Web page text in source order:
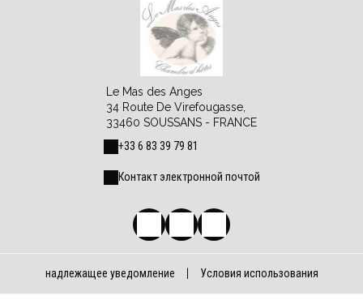
Le Mas des Anges
34 Route De Virefougasse,
33460 SOUSSANS - FRANCE
+33 6 83 39 79 81
Контакт электронной почтой
надлежащее уведомление Условия использования